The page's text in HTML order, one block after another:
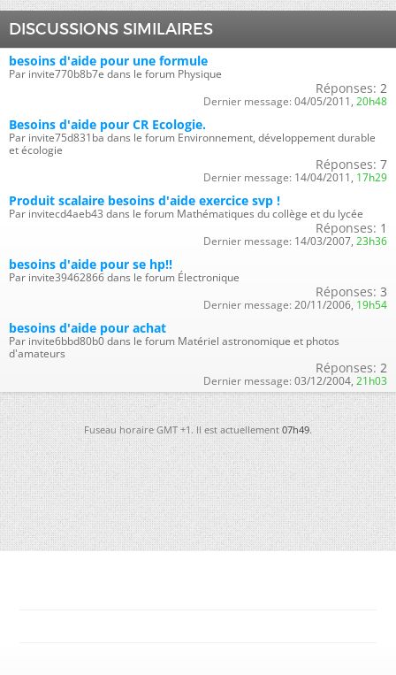
DISCUSSIONS SIMILAIRES
besoins d'aide pour une formule
Par invite770b8b7e dans le forum Physique
Réponses: 2
Dernier message: 04/05/2011, 20h48
Besoins d'aide pour CR Ecologie.
Par invite75d831ba dans le forum Environnement, développement durable
et écologie
Réponses: 7
Dernier message: 14/04/2011, 17h29
Produit scalaire besoins d'aide exercice svp !
Par invitecd4aeb43 dans le forum Mathématiques du collège et du lycée
Réponses: 1
Dernier message: 14/03/2007, 23h36
besoins d'aide pour se hp!!
Par invite39462866 dans le forum Électronique
Réponses: 3
Dernier message: 20/11/2006, 19h54
besoins d'aide pour achat
Par invite6bbd80b0 dans le forum Matériel astronomique et photos
d'amateurs
Réponses: 2
Dernier message: 03/12/2004, 21h03
Fuseau horaire GMT +1. Il est actuellement07h49.